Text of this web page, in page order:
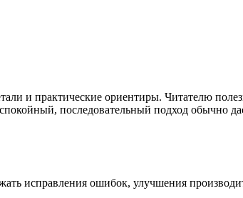
и практические ориентиры. Читателю
последовательный подход обычно
исправления ошибок, улучшения